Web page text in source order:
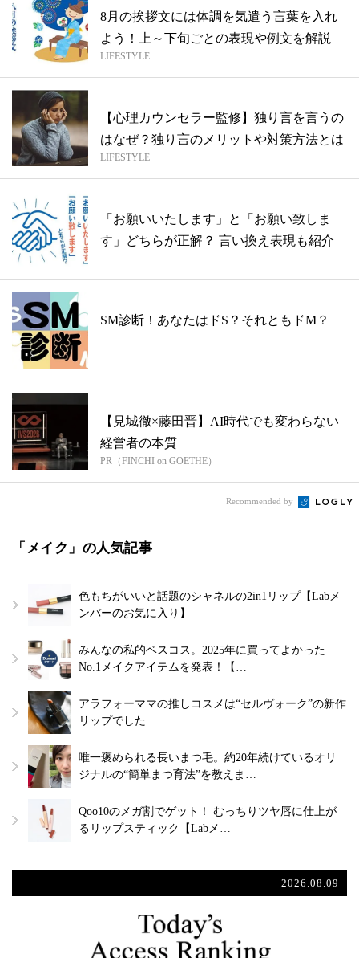
8月の挨拶文には体調を気遣う言葉を入れ
よう！上～下旬ごとの表現や例文を解説
LIFESTYLE
【心理カウンセラー監修】独り言を言うの
はなぜ？独り言のメリットや対策方法とは
LIFESTYLE
「お願いいたします」と「お願い致しま
す」どちらが正解？ 言い換え表現も紹介
SM診断！あなたはドS？それともドM？
【見城徹×藤田晋】AI時代でも変わらない
経営者の本質
PR（FINCHI on GOETHE）
Recommended by
「メイク」の人気記事
色もちがいいと話題のシャネルの2in1リップ【Labメ
ンバーのお気に入り】
みんなの私的ベスコス。2025年に買ってよかった
No.1メイクアイテムを発表！【…
アラフォーママの推しコスメは“セルヴォーク”の新作
リップでした
唯一褒められる長いまつ毛。約20年続けているオリ
ジナルの“簡単まつ育法”を教えま…
Qoo10のメガ割でゲット！ むっちりツヤ唇に仕上が
るリップスティック【Labメ…
2026.08.09